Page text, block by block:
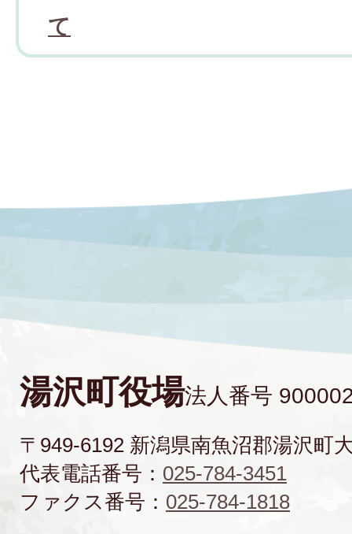
て
湯沢町役場法人番号
〒949-6192 新潟県南魚沼郡湯沢町
代表電話番号： 025-784-3451
ファクス番号： 025-784-1818